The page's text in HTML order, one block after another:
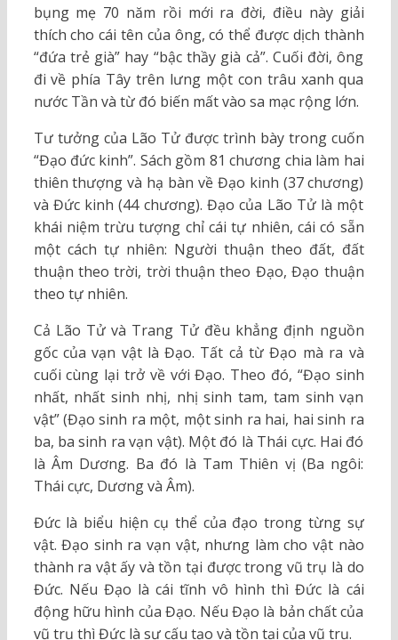
bụng mẹ 70 năm rồi mới ra đời, điều này giải
thích cho cái tên của ông, có thể được dịch thành
“đứa trẻ già” hay “bậc thầy già cả”. Cuối đời, ông
đi về phía Tây trên lưng một con trâu xanh qua
nước Tần và từ đó biến mất vào sa mạc rộng lớn.
Tư tưởng của Lão Tử được trình bày trong cuốn
“Đạo đức kinh”. Sách gồm 81 chương chia làm hai
thiên thượng và hạ bàn về Đạo kinh (37 chương)
và Đức kinh (44 chương). Đạo của Lão Tử là một
khái niệm trừu tượng chỉ cái tự nhiên, cái có sẵn
một cách tự nhiên: Người thuận theo đất, đất
thuận theo trời, trời thuận theo Đạo, Đạo thuận
theo tự nhiên.
Cả Lão Tử và Trang Tử đều khẳng định nguồn
gốc của vạn vật là Đạo. Tất cả từ Đạo mà ra và
cuối cùng lại trở về với Đạo. Theo đó, “Đạo sinh
nhất, nhất sinh nhị, nhị sinh tam, tam sinh vạn
vật” (Đạo sinh ra một, một sinh ra hai, hai sinh ra
ba, ba sinh ra vạn vật). Một đó là Thái cực. Hai đó
là Âm Dương. Ba đó là Tam Thiên vị (Ba ngôi:
Thái cực, Dương và Âm).
Đức là biểu hiện cụ thể của đạo trong từng sự
vật. Đạo sinh ra vạn vật, nhưng làm cho vật nào
thành ra vật ấy và tồn tại được trong vũ trụ là do
Đức. Nếu Đạo là cái tĩnh vô hình thì Đức là cái
động hữu hình của Đạo. Nếu Đạo là bản chất của
vũ trụ thì Đức là sự cấu tạo và tồn tại của vũ trụ.